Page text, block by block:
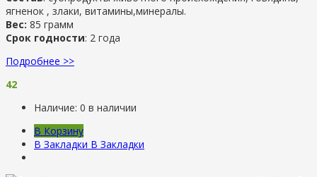
ягненок , злаки, витамины,минералы.
Вес: 85 грамм
Срок годности: 2 года
Подробнее >>
42
Наличие: 0 в наличии
В Корзину
В Закладки В Закладки